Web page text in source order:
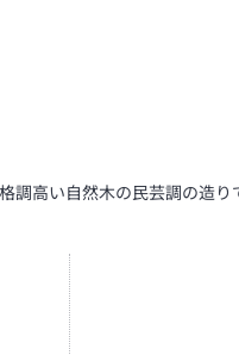
調高い自然木の民芸調の造り